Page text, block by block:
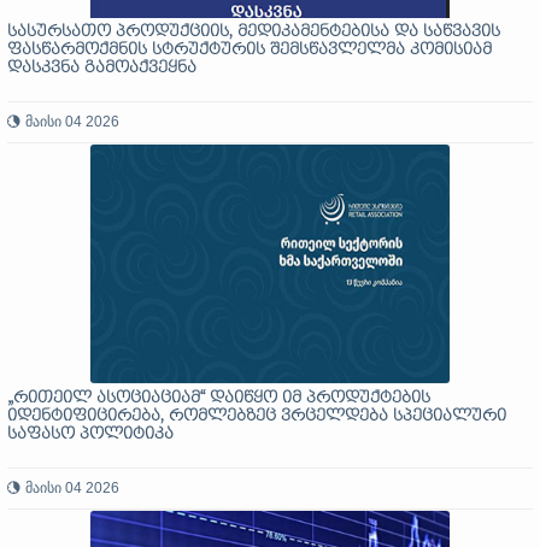
სასურსათო პროდუქციის, მედიკამენტებისა და საწვავის
ფასწარმოქმნის სტრუქტურის შემსწავლელმა კომისიამ
დასკვნა გამოაქვეყნა
მაისი 04 2026
„რითეილ ასოციაციამ“ დაიწყო იმ პროდუქტების
იდენტიფიცირება, რომლებზეც ვრცელდება სპეციალური
საფასო პოლიტიკა
მაისი 04 2026